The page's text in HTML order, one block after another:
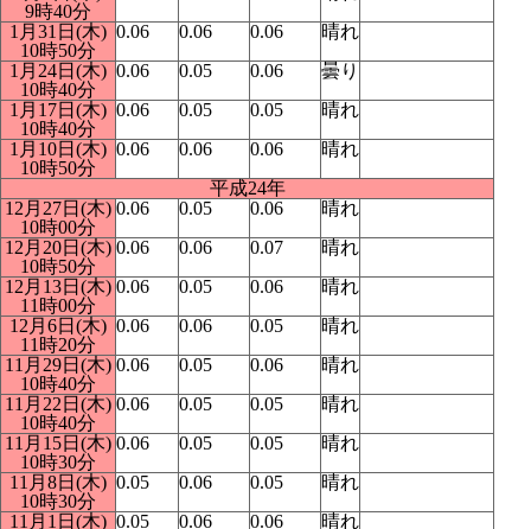
9時40分
1月31日(木)
10時50分
0.06 0.06 0.06
晴れ
1月24日(木)
10時40分
0.06 0.05 0.06
曇り
1月17日(木)
10時40分
0.06 0.05 0.05
晴れ
1月10日(木)
10時50分
0.06 0.06 0.06
晴れ
平成24年
12月27日(木)
10時00分
0.06 0.05 0.06
晴れ
12月20日(木)
10時50分
0.06 0.06 0.07
晴れ
12月13日(木)
11時00分
0.06 0.05 0.06
晴れ
12月6日(木)
11時20分
0.06 0.06 0.05
晴れ
11月29日(木)
10時40分
0.06 0.05 0.06
晴れ
11月22日(木)
10時40分
0.06 0.05 0.05
晴れ
11月15日(木)
10時30分
0.06 0.05 0.05
晴れ
11月8日(木)
10時30分
0.05 0.06 0.05
晴れ
11月1日(木) 0.05 0.06 0.06
晴れ